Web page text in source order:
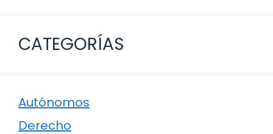
CATEGORÍAS
Autónomos
Derecho